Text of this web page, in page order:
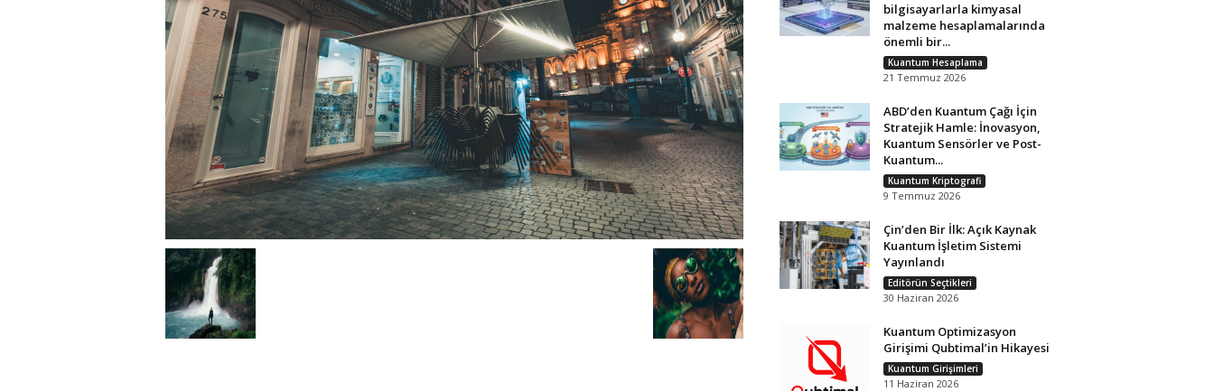
bilgisayarlarla kimyasal
malzeme hesaplamalarında
önemli bir...
Kuantum Hesaplama
21 Temmuz 2026
ABD’den Kuantum Çağı İçin
Stratejik Hamle: İnovasyon,
Kuantum Sensörler ve Post-
Kuantum...
Kuantum Kriptografi
9 Temmuz 2026
Çin’den Bir İlk: Açık Kaynak
Kuantum İşletim Sistemi
Yayınlandı
Editörün Seçtikleri
30 Haziran 2026
Kuantum Optimizasyon
Girişimi Qubtimal’in Hikayesi
Kuantum Girişimleri
11 Haziran 2026